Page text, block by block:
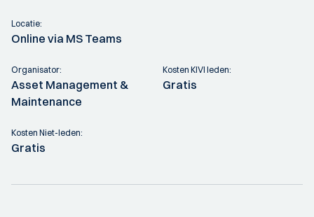
Locatie:
Online via MS Teams
Organisator:
Asset Management &
Maintenance
Kosten KIVI leden:
Gratis
Kosten Niet-leden:
Gratis